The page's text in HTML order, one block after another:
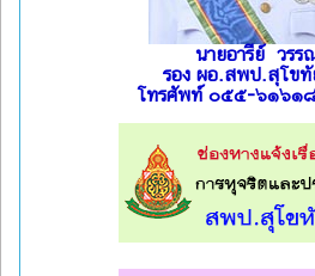
นายอารีย์ วรร
รอง ผอ.สพป.สุโขทั
โทรศัพท์ ๐๕๕-๖๑๖๑